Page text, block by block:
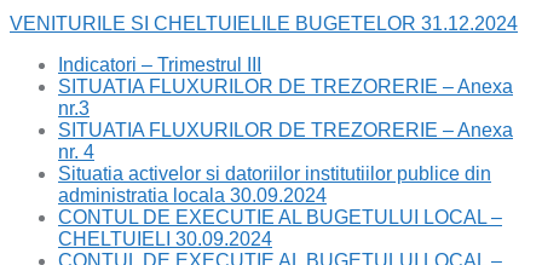
VENITURILE SI CHELTUIELILE BUGETELOR 31.12.2024
Indicatori – Trimestrul III
SITUATIA FLUXURILOR DE TREZORERIE – Anexa
nr.3
SITUATIA FLUXURILOR DE TREZORERIE – Anexa
nr. 4
Situatia activelor si datoriilor institutiilor publice din
administratia locala 30.09.2024
CONTUL DE EXECUTIE AL BUGETULUI LOCAL –
CHELTUIELI 30.09.2024
CONTUL DE EXECUTIE AL BUGETULUI LOCAL –